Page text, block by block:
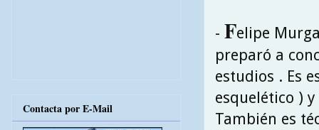
- Felipe
preparó a
estudios . Es
esquelético )
También es
Contacta por E-Mail